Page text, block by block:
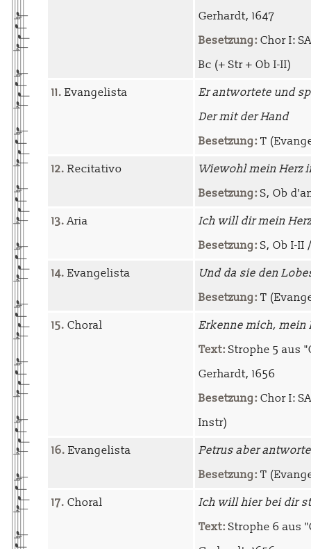
Gerhardt, 1647
Besetzung: Chor I:
Bc (+ Str + Ob I-II)
11. Evangelista
Er antwortete und
Der mit der Hand
Besetzung: T
12. Recitativo
Wiewohl mein Herz
Besetzung: S, Ob
13.Aria
Ich will dir mein
Besetzung: S, Ob I-II
14. Evangelista
Und da sie den
Besetzung: T
15. Choral
Erkenne mich, mein
Text: Strophe 5 aus
Gerhardt, 1656
Besetzung: Chor I:
Instr)
16. Evangelista
Petrus aber
Besetzung: T
17. Choral
Ich will hier bei dir
Text: Strophe 6 aus